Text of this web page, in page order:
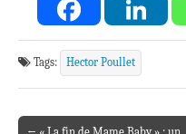
Tags: Hector Poullet